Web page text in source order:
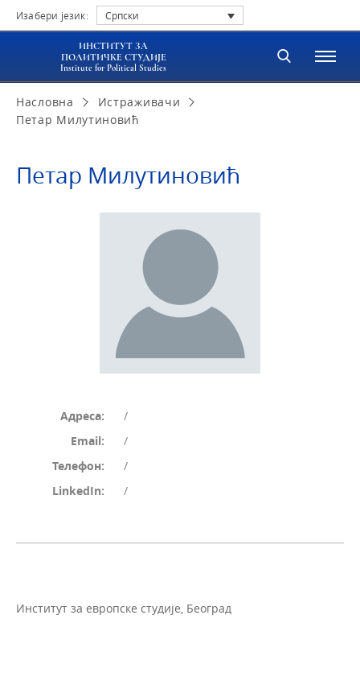
Изабери језик: Српски
ИНСТИТУТ ЗА
ПОЛИТИЧКЕ СТУДИЈЕ
Institute for Political Studies
Насловна
Истраживачи
Петар Милутиновић
Петар Милутиновић
Адреса:
/
Email:
/
Телефон:
/
LinkedIn:
/
Институт за европске студије, Београд